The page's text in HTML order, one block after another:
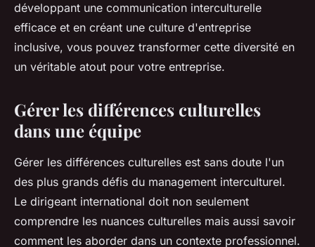
développant une communication interculturelle
efficace et en créant une culture d'entreprise
inclusive, vous pouvez transformer cette diversité en
un véritable atout pour votre entreprise.
Gérer les différences culturelles
dans une équipe
Gérer les différences culturelles est sans doute l'un
des plus grands défis du management interculturel.
Le dirigeant international doit non seulement
comprendre les nuances culturelles mais aussi savoir
comment les aborder dans un contexte professionnel.